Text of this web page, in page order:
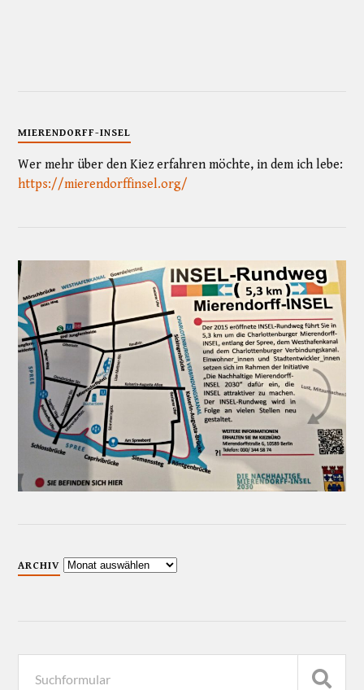
MIERENDORFF-INSEL
Wer mehr über den Kiez erfahren möchte, in dem ich lebe:
https://mierendorffinsel.org/
ARCHIV